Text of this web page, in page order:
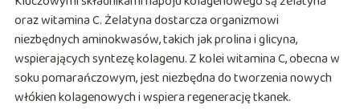
oraz witamina C. Żelatyna dostarcza organizmowi
niezbędnych aminokwasów, takich jak prolina i glicyna,
wspierających syntezę kolagenu. Z kolei witamina C, obecna w
soku pomarańczowym, jest niezbędna do tworzenia nowych
włókien kolagenowych i wspiera regenerację tkanek.